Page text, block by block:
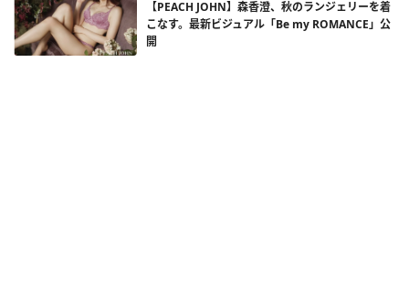
【PEACH JOHN】森香澄、秋のランジェリーを着
こなす。最新ビジュアル「Be my ROMANCE」公
開